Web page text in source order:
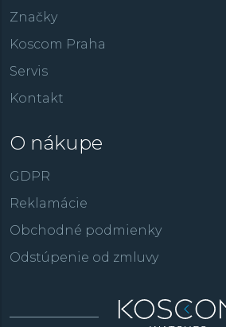
Značky
Koscom Praha
Servis
Kontakt
O nákupe
GDPR
Reklamácie
Obchodné podmienky
Odstúpenie od zmluvy